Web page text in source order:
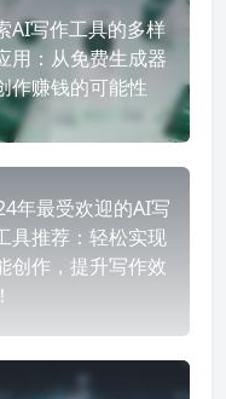
AI写作工具的多样
用：从免费生成器
作赚钱的可能性
年最受欢迎的AI写
具推荐：轻松实现
创作，提升写作效